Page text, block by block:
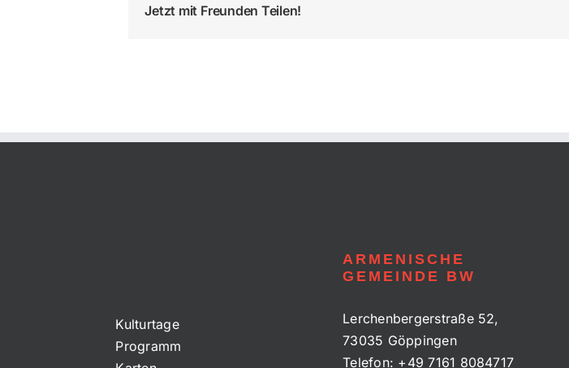
Jetzt mit Freunden Teilen!
Kulturtage
Programm
ARMENISCHE
GEMEINDE BW
Lerchenbergerstraße 52,
73035 Göppingen
Telefon: +49 7161 8084717